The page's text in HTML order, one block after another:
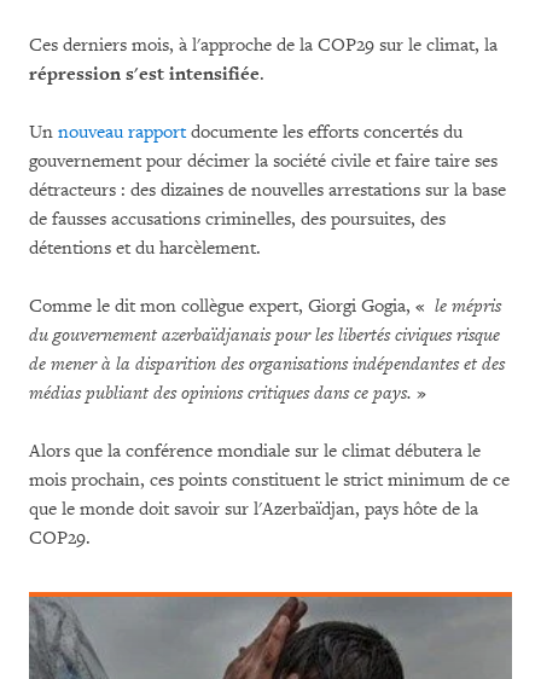
Ces derniers mois, à l'approche de la COP29 sur le climat, la
répression s'est intensifiée.
Un nouveau rapportdocumente les efforts concertés du
gouvernement pour décimer la société civile et faire taire ses
détracteurs : des dizaines de nouvelles arrestations sur la base
de fausses accusations criminelles, des poursuites, des
détentions et du harcèlement.
Comme le dit mon collègue expert, Giorgi Gogia, « le mépris
du gouvernement azerbaïdjanais pour les libertés civiques risque
de mener à la disparition des organisations indépendantes et des
médias publiant des opinions critiques dans ce pays. »
Alors que la conférence mondiale sur le climat débutera le
mois prochain, ces points constituent le strict minimum de ce
que le monde doit savoir sur l'Azerbaïdjan, pays hôte de la
COP29.